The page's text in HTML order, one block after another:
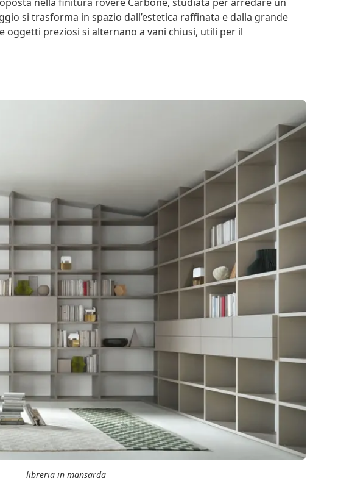
si trasforma in spazio dall’estetica raffinata e dalla grande
oggetti preziosi si alternano a vani chiusi, utili per il
libreria in mansarda